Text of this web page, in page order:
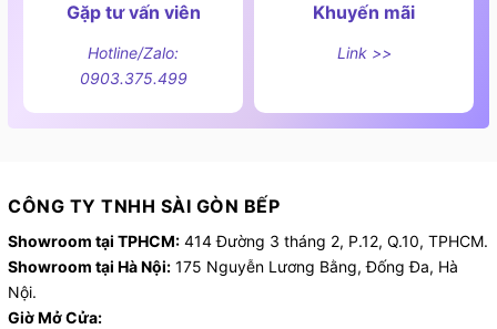
Gặp tư vấn viên
Hotline/Zalo:
0903.375.499
Khuyến mãi
Link >>
CÔNG TY TNHH SÀI GÒN BẾP
Showroom tại TPHCM: 414 Đường 3 tháng 2, P.12, Q.10, TPHCM.
Showroom tại Hà Nội: 175 Nguyễn Lương Bằng, Đống Đa, Hà
Nội.
Giờ Mở Cửa: